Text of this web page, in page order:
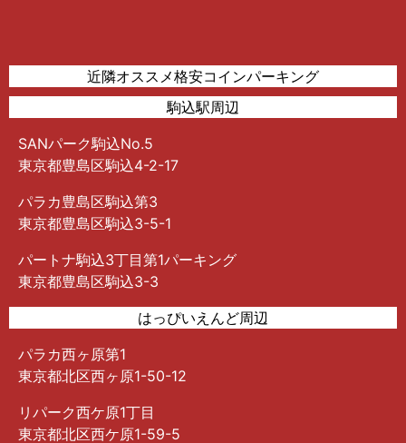
近隣オススメ格安コインパーキング
駒込駅周辺
SANパーク駒込No.5
東京都豊島区駒込4-2-17
パラカ豊島区駒込第3
東京都豊島区駒込3-5-1
パートナ駒込3丁目第1パーキング
東京都豊島区駒込3-3
はっぴいえんど周辺
パラカ西ヶ原第1
東京都北区西ヶ原1-50-12
リパーク西ケ原1丁目
東京都北区西ケ原1-59-5